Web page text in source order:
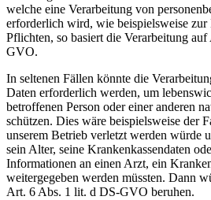
welche eine Verarbeitung von
erforderlich wird, wie beispielsweise
Pflichten, so basiert die Verarbeitung
GVO.
In seltenen Fällen könnte die
Daten erforderlich werden, um
betroffenen Person oder einer anderen
schützen. Dies wäre beispielsweise der
unserem Betrieb verletzt werden würde
sein Alter, seine Krankenkassendaten
Informationen an einen Arzt, ein
weitergegeben werden müssten. Dann
Art. 6 Abs. 1 lit. d DS-GVO beruhen.